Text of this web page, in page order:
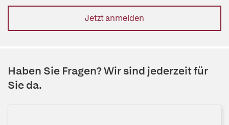
Jetzt anmelden
Haben Sie Fragen? Wir sind jederzeit für
Sie da.